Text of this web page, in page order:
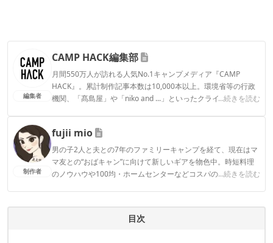
編集者
CAMP HACK編集部
月間550万人が訪れる人気No.1キャンプメディア『CAMP
HACK』。累計制作記事本数は10,000本以上。環境省等の行政
機関、「髙島屋」や「niko and ...」といったクライアントとの
...続きを読む
CAMP HACK編集部のプロフィール
制作者
fujii mio
男の子2人と夫との7年のファミリーキャンプを経て、現在はマ
マ友との“おばキャン”に向けて新しいギアを物色中。時短料理
のノウハウや100均・ホームセンターなどコスパの良好なギア
...続きを読む
fujii mioのプロフィール目次